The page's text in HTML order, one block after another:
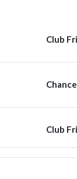
Club
Club